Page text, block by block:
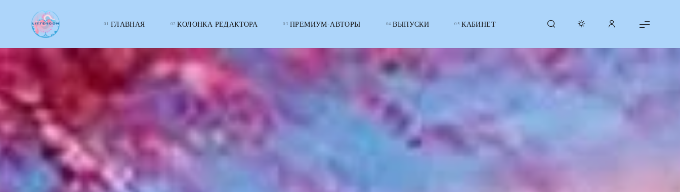
LITTERcon
ГЛАВНАЯ КОЛОНКА РЕДАКТОРА ПРЕМИУМ-АВТОРЫ ВЫПУСКИ КАБИНЕТ